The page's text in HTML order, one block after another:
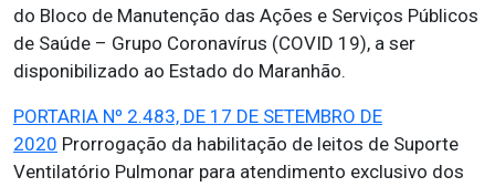
do Bloco de Manutenção das Ações e Serviços Públicos
de Saúde – Grupo Coronavírus (COVID 19), a ser
disponibilizado ao Estado do Maranhão.
PORTARIA Nº 2.483, DE 17 DE SETEMBRO DE
2020 Prorrogação da habilitação de leitos de Suporte
Ventilatório Pulmonar para atendimento exclusivo dos